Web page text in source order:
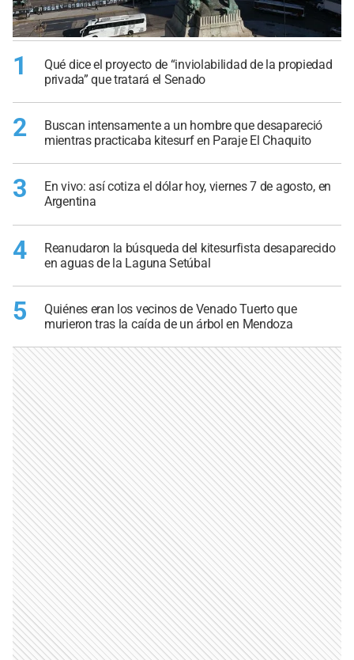
1
Qué dice el proyecto de “inviolabilidad de la propiedad
privada” que tratará el Senado
2
Buscan intensamente a un hombre que desapareció
mientras practicaba kitesurf en Paraje El Chaquito
3
En vivo: así cotiza el dólar hoy, viernes 7 de agosto, en
Argentina
4
Reanudaron la búsqueda del kitesurfista desaparecido
en aguas de la Laguna Setúbal
5
Quiénes eran los vecinos de Venado Tuerto que
murieron tras la caída de un árbol en Mendoza